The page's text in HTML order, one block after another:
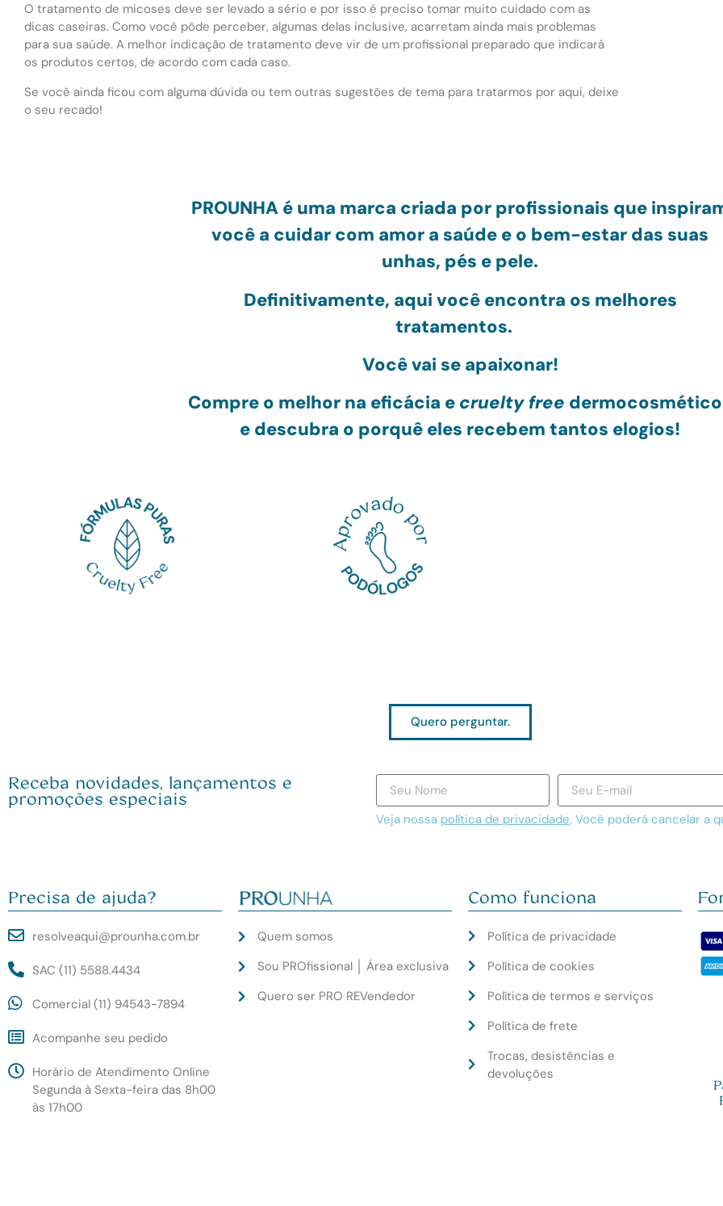
O tratamento de micoses deve ser levado a sério e por isso é preciso tomar muito cuidado com as
dicas caseiras. Como você pôde perceber, algumas delas inclusive, acarretam ainda mais problemas
para sua saúde. A melhor indicação de tratamento deve vir de um profissional preparado que indicará
os produtos certos, de acordo com cada caso.
Se você ainda ficou com alguma dúvida ou tem outras sugestões de tema para tratarmos por aqui, deixe
o seu recado!
PROUNHA é uma marca criada por profissionais que
você a cuidar com amor a saúde e o bem-estar das suas
unhas, pés e pele.
Definitivamente, aqui você encontra os melhores
tratamentos.
Você vai se apaixonar!
Compre o melhor na eficácia e cruelty free
e descubra o porquê eles recebem tantos elogios!
Quero perguntar.
Receba novidades, lançamentos e
promoções especiais
Veja nossa política de privacidade. Você poderá cancelar a
Precisa de ajuda?
resolveaqui@prounha.com.br
SAC (11) 5588.4434
Comercial (11) 94543-7894
Acompanhe seu pedido
Horário de Atendimento Online
Segunda à Sexta-feira das 8h00
às 17h00
Quem somos
Sou PROfissional │ Área exclusiva
Quero ser PRO REVendedor
Como funciona
Política de privacidade
Política de cookies
Política de termos e serviços
Política de frete
Trocas, desistências e
devoluções